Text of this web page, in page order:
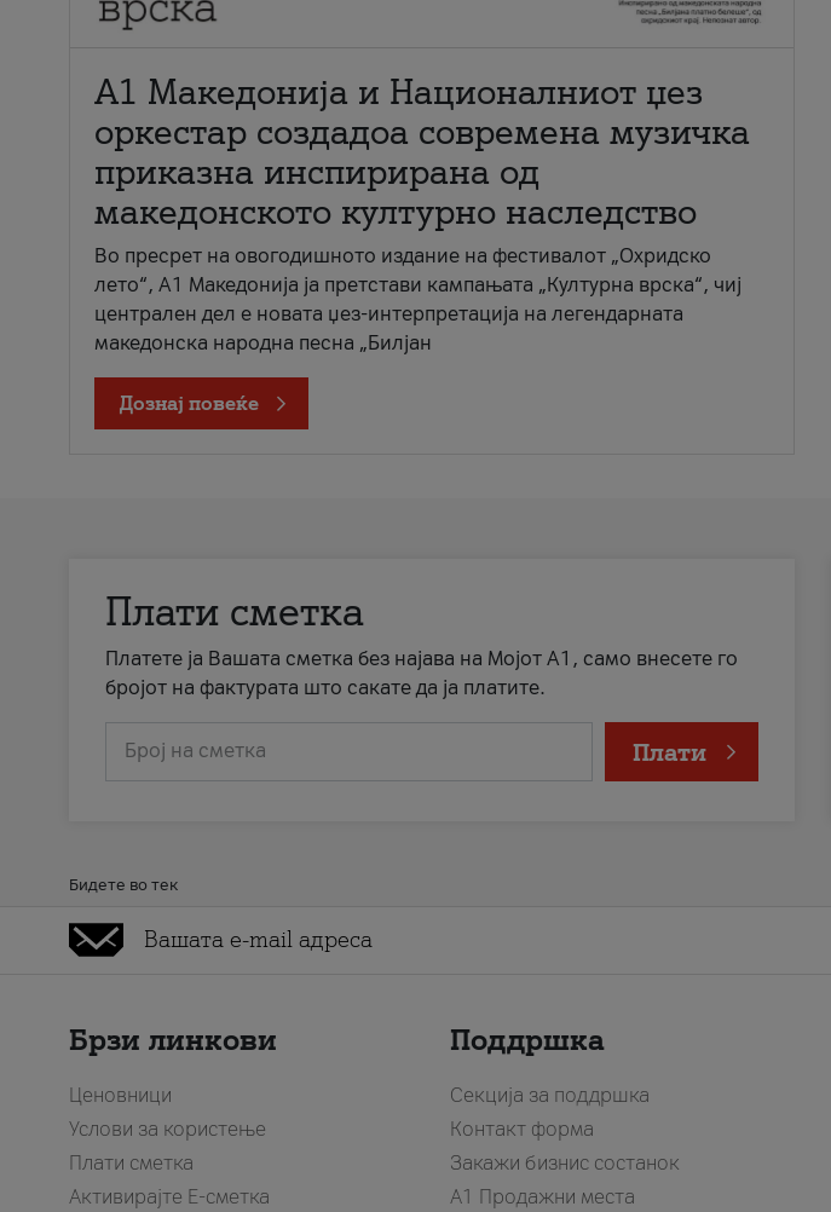
А1 Македонија и Националниот џез
оркестар создадоа современа музичка
приказна инспирирана од
македонското културно наследство
Во пресрет на овогодишното издание на фестивалот „Охридско
лето“, А1 Македонија ја претстави кампањата „Културна врска“, чиј
централен дел е новата џез-интерпретација на легендарната
македонска народна песна „Билјан
Дознај повеќе
Плати сметка
Платете ја Вашата сметка без најава на Мојот А1, само внесете го
бројот на фактурата што сакате да ја платите.
Број на сметка Плати
Бидете во тек
Брзи линкови
Ценовници
Услови за користење
Плати сметка
Активирајте Е-сметка
Поддршка
Секција за поддршка
Контакт форма
Закажи бизнис состанок
A1 Продажни места